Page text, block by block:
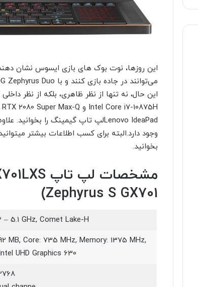
بخوانید.
Zephyrus S GX701)
5.1 GHz, Comet Lake-H
MB, Core: 735 MHz, Memory: 1375 MHz,
UHD Graphics 630
MB